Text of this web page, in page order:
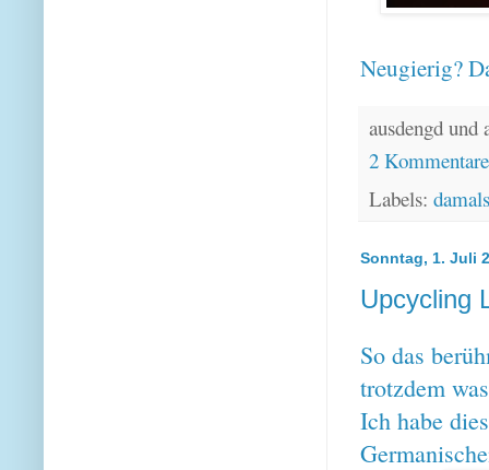
Neugierig?
ausdengd
2
Labels: damals
Sonntag, 1. Juli
Upcycling
So das
trotzdem
Ich habe